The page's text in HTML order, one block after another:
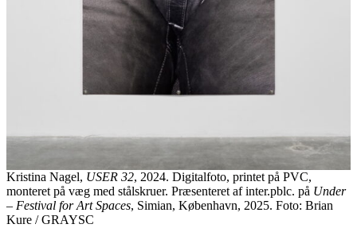
Kristina Nagel, USER 32, 2024. Digitalfoto, printet på PVC,
monteret på væg med stålskruer. Præsenteret af inter.pblc. på Under
– Festival for Art Spaces, Simian, København, 2025. Foto: Brian
Kure / GRAYSC